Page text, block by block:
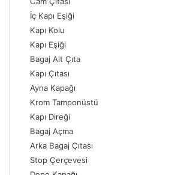
İç Kapı Eşiği
Kapı Kolu
Kapı Eşiği
Bagaj Alt Çıta
Kapı Çıtası
Ayna Kapağı
Krom Tamponüstü
Kapı Direği
Bagaj Açma
Arka Bagaj Çıtası
Stop Çerçevesi